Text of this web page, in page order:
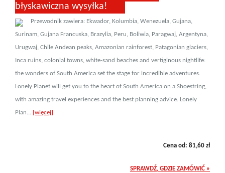
błyskawiczna wysyłka!
Przewodnik zawiera: Ekwador, Kolumbia, Wenezuela, Gujana,
Surinam, Gujana Francuska, Brazylia, Peru, Boliwia, Paragwaj, Argentyna,
Urugwaj, Chile Andean peaks, Amazonian rainforest, Patagonian glaciers,
Inca ruins, colonial towns, white-sand beaches and vertiginous nightlife:
the wonders of South America set the stage for incredible adventures.
Lonely Planet will get you to the heart of South America on a Shoestring,
with amazing travel experiences and the best planning advice. Lonely
Plan... [więcej]
Cena od: 81,60 zł
SPRAWDŹ, GDZIE ZAMÓWIĆ »